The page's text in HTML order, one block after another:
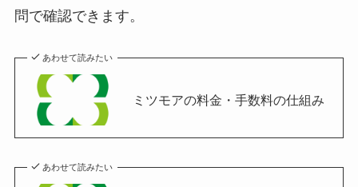
問で確認できます。
あわせて読みたい
ミツモアの料金・手数料の仕組み
あわせて読みたい